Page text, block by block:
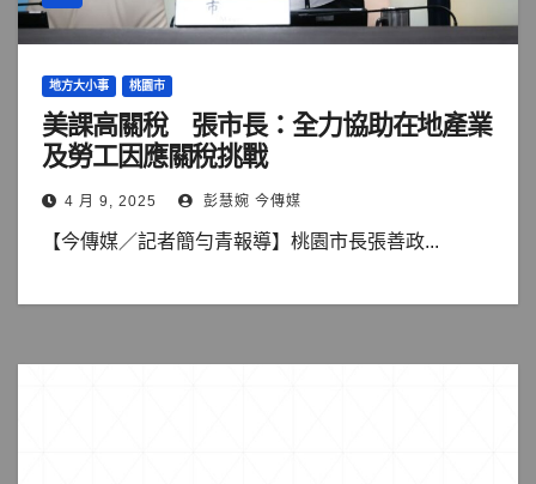
地方大小事 桃園市
美課高關稅 張市長：全力協助在地產業
及勞工因應關稅挑戰
4 月 9, 2025 彭慧婉 今傳媒
【今傳媒／記者簡勻青報導】桃園市長張善政...